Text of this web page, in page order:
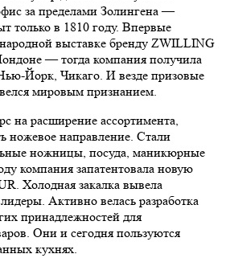
за пределами Золингена —
только в 1810 году. Впервые
выставке бренду ZWILLING
— тогда компания получила
Йорк, Чикаго. И везде призовые
мировым признанием.
на расширение ассортимента,
ножевое направление. Стали
ножницы, посуда, маникюрные
компания запатентовала новую
Холодная закалка вывела
Активно велась разработка
принадлежностей для
Они и сегодня пользуются
кухнях.